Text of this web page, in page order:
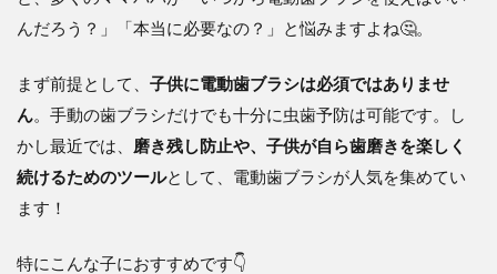
んだろう？」「本当に必要なの？」と悩みますよね🤔。
まず前提として、 子供に電動歯ブラシは必須ではありませ
ん。手動の歯ブラシだけでも十分に虫歯予防は可能です。し
かし最近では、 磨き残し防止や、子供が自ら歯磨きを楽しく
続けるためのツールとして、電動歯ブラシが人気を集めてい
ます！
特にこんな子におすすめです👇